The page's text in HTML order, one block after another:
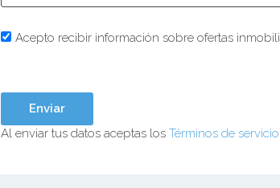
Acepto recibir información sobre ofertas
Al enviar tus datos aceptas los Términos de